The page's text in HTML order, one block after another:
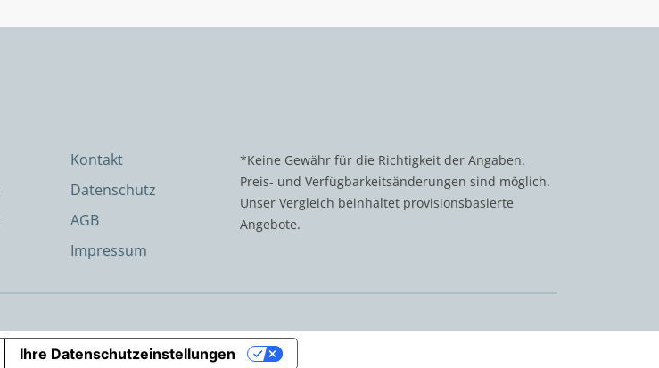
Kontakt
Datenschutz
AGB
Impressum
*Keine Gewähr für die Richtigkeit der Angaben.
Preis- und Verfügbarkeitsänderungen sind möglich.
Unser Vergleich beinhaltet provisionsbasierte
Angebote.
Ihre Datenschutzeinstellungen